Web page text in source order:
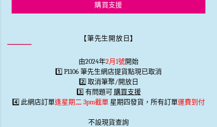
購買支援
【筆先生開放日】
由2024年2月1號開始
1️⃣ P1106 筆先生網店提貨點現已取消
2️⃣ 取消筆聚/開放日
3️⃣ 有問題可 購買支援
4️⃣ 此網店訂單逢星期二 3pm截單 星期四發貨，所有訂單運費到付
不設現貨查詢